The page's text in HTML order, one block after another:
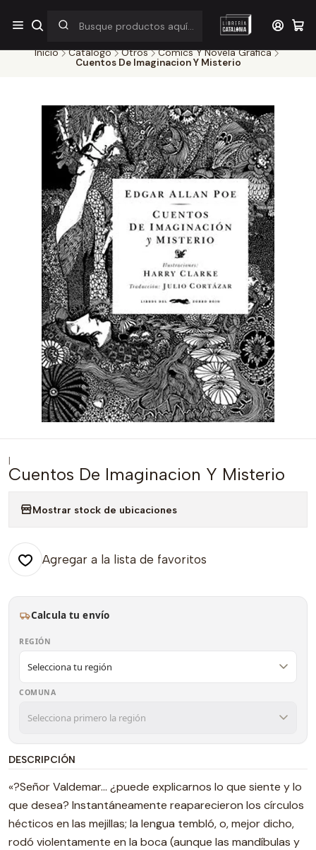
¡Por pocos días! Despacho a $1.000 en RM por compras sobre
$38.000
Inicio Catálogo Otros
Comics Y Novela Grafica
Cuentos De Imaginacion Y Misterio
|
Cuentos De Imaginacion Y Misterio
Mostrar stock de ubicaciones
Agregar a la lista de favoritos
Calcula tu envío
REGIÓN
COMUNA
DESCRIPCIÓN
«?Señor Valdemar... ¿puede explicarnos lo que siente y lo
que desea? Instantáneamente reaparecieron los círculos
hécticos en las mejillas; la lengua tembló, o, mejor dicho,
rodó violentamente en la boca (aunque las mandíbulas y